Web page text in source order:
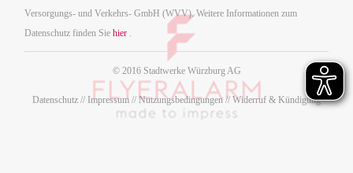
Versorgungs- und Verkehrs- GmbH (WVV). Weitere Informationen zum
Datenschutz finden Siehier .
© 2016 Stadtwerke Würzburg AG
Datenschutz // Impressum // Nutzungsbedingungen // Widerruf & Kündigung